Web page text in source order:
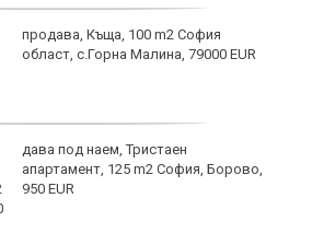
продава, Къща, 100 m2 София
област, с.Горна Малина, 79000 EUR
дава под наем, Тристаен
апартамент, 125 m2 София, Борово,
950 EUR